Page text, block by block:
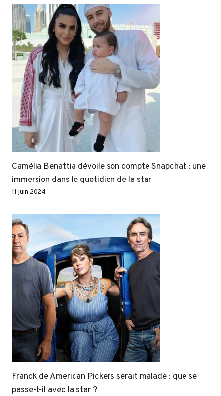
Camélia Benattia dévoile son compte Snapchat : une
immersion dans le quotidien de la star
11 juin 2024
Franck de American Pickers serait malade : que se
passe-t-il avec la star ?